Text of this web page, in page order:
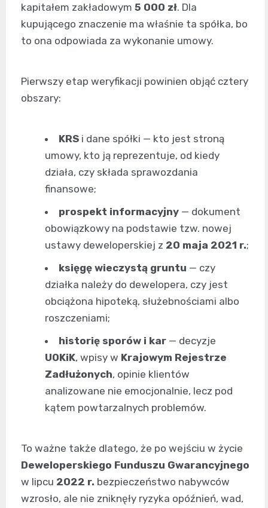
kapitałem zakładowym 5 000 zł. Dla
kupującego znaczenie ma właśnie ta spółka, bo
to ona odpowiada za wykonanie umowy.
Pierwszy etap weryfikacji powinien objąć cztery
obszary:
KRS i dane spółki — kto jest stroną
umowy, kto ją reprezentuje, od kiedy
działa, czy składa sprawozdania
finansowe;
prospekt informacyjny — dokument
obowiązkowy na podstawie tzw. nowej
ustawy deweloperskiej z 20 maja 2021 r.;
księgę wieczystą gruntu — czy
działka należy do dewelopera, czy jest
obciążona hipoteką, służebnościami albo
roszczeniami;
historię sporów i kar — decyzje
UOKiK, wpisy w Krajowym Rejestrze
Zadłużonych, opinie klientów
analizowane nie emocjonalnie, lecz pod
kątem powtarzalnych problemów.
To ważne także dlatego, że po wejściu w życie
Deweloperskiego Funduszu Gwarancyjnego
w lipcu 2022 r. bezpieczeństwo nabywców
wzrosło, ale nie zniknęły ryzyka opóźnień, wad,